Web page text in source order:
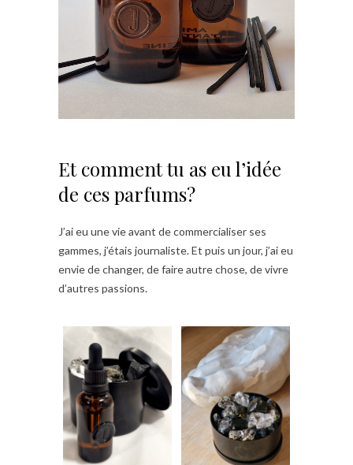
Et comment tu as eu l’idée
de ces parfums?
J’ai eu une vie avant de commercialiser ses
gammes, j’étais journaliste. Et puis un jour, j’ai eu
envie de changer, de faire autre chose, de vivre
d’autres passions.